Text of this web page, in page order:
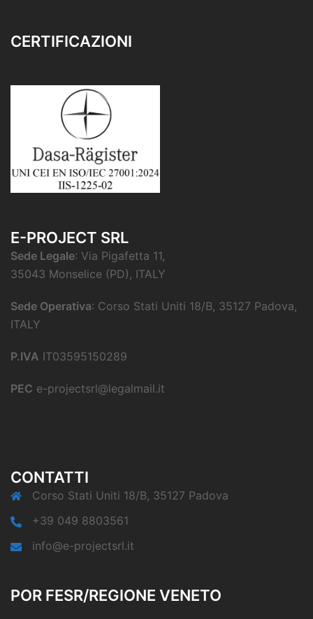
CERTIFICAZIONI
E-PROJECT SRL
Sede Legale: Via Pigafetta 11,
35043 Monselice (PD), ITALY
Sede Operativa: Corso Stati Uniti 18/B, 35127 Padova,
ITALY
P.IVA IT03595150289
PEC e-projectsrl@legalmail.it
CONTATTI
Corso Stati Uniti 18/B, 35127 Padova
+39 049 8803561
info@e-projectsrl.it
POR FESR/REGIONE VENETO